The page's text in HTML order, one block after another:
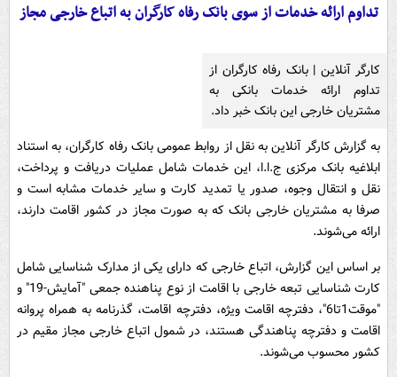
تداوم ارائه خدمات از سوی بانک رفاه کارگران به اتباع خارجی مجاز
کارگر آنلاین | بانک رفاه کارگران از
تداوم ارائه خدمات بانکی به
مشتریان خارجی این بانک خبر داد.
به گزارش کارگر آنلاین به نقل از روابط عمومی بانک رفاه کارگران، به استناد
ابلاغیه بانک مرکزی ج.ا.ا، این خدمات شامل عملیات دریافت و پرداخت،
نقل و انتقال وجوه، صدور یا تمدید کارت و سایر خدمات مشابه است و
صرفا به مشتریان خارجی بانک که به صورت مجاز در کشور اقامت دارند،
ارائه می‌شوند.
بر اساس این گزارش، اتباع خارجی که دارای یکی از مدارک شناسایی شامل
کارت شناسایی تبعه خارجی با اقامت از نوع پناهنده جمعی "آمایش-19" و
"موقت1تا6"، دفترچه اقامت ویژه، دفترچه اقامت، گذرنامه به همراه پروانه
اقامت و دفترچه پناهندگی هستند، در شمول اتباع خارجی مجاز مقیم در
کشور محسوب می‌شوند.